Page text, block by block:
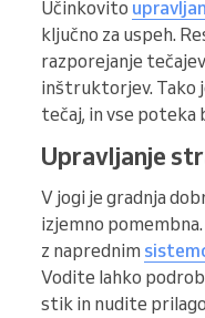
Učinkovito
ključno za uspeh.
razporejanje
inštruktorjev. Tako
tečaj, in vse poteka
Upravljanje
V jogi je gradnja
izjemno
z naprednim
Vodite lahko
stik in nudite